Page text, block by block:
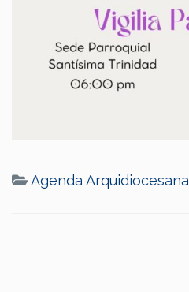
Agenda Arquidiocesana